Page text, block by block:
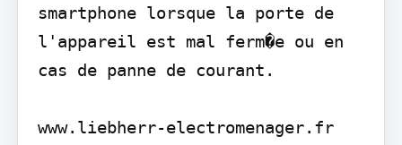
smartphone lorsque la porte de
l'appareil est mal ferm�e ou en
cas de panne de courant.
www.liebherr-electromenager.fr